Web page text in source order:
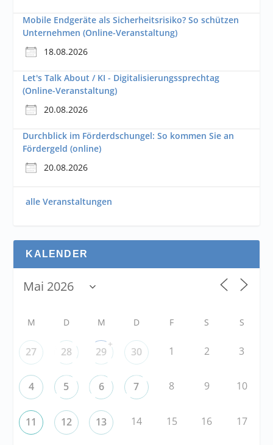
Mobile Endgeräte als Sicherheitsrisiko? So schützen
Unternehmen (Online-Veranstaltung)
18.08.2026
Let's Talk About / KI - Digitalisierungssprechtag
(Online-Veranstaltung)
20.08.2026
Durchblick im Förderdschungel: So kommen Sie an
Fördergeld (online)
20.08.2026
alle Veranstaltungen
KALENDER
M D M D F S S
27 28 29
+
30 1 2 3
4 5 6 7 8 9 10
11 12 13 14 15 16 17